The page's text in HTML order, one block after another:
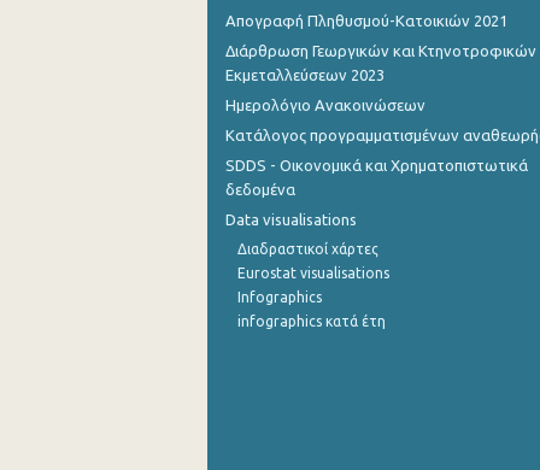
Σεπτεμβρίου 2022
Αυγούστου 2022
Ιουλίου 2022
Ιουνίου 2022
Μαΐου 2022
Απριλίου 2022
Μαρτίου 2022
Φεβρουαρίου 2022
Απογραφή Πληθυσμού-Κατοικιών 2021
Διάρθρωση Γεωργικών και Κτηνοτροφικών
Εκμεταλλεύσεων 2023
Ημερολόγιο Ανακοινώσεων
Κατάλογος προγραμματισμένων
SDDS - Οικονομικά και Χρηματοπιστωτικά
δεδομένα
Data visualisations
Διαδραστικοί χάρτες
Eurostat visualisations
Infographics
infographics κατά έτη